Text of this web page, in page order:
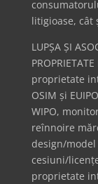
litigioase, cât
LUPȘA ȘI
proprietate
OSIM și
WIPO,
reînnoire
design/
cesiuni/
proprietate